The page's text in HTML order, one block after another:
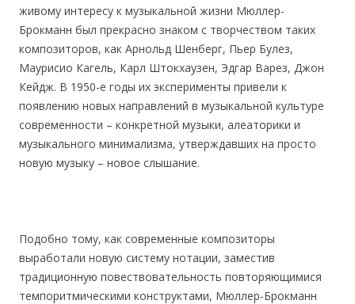
живому интересу к музыкальной жизни Мюллер-
Брокманн был прекрасно знаком с творчеством таких
композиторов, как Арнольд Шенберг, Пьер Булез,
Маурисио Кагель, Карл Штокхаузен, Эдгар Варез, Джон
Кейдж. В 1950-е годы их эксперименты привели к
появлению новых направлений в музыкальной культуре
современности – конкретной музыки, алеаторики и
музыкального минимализма, утверждавших на просто
новую музыку – новое слышание.
Подобно тому, как современные композиторы
выработали новую систему нотации, заместив
традиционную повествовательность повторяющимися
темпоритмическими конструктами, Мюллер-Брокманн